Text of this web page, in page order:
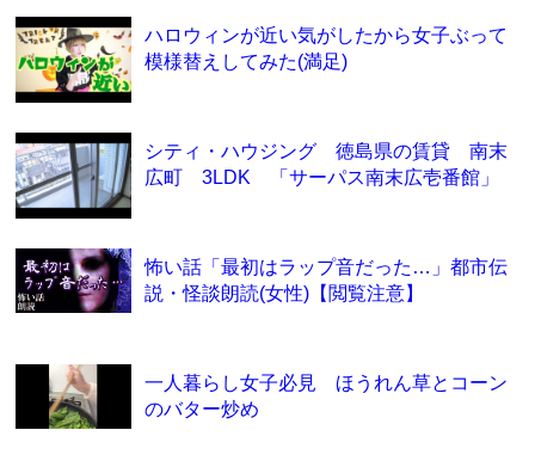
ハロウィンが近い気がしたから女子ぶって
模様替えしてみた(満足)
シティ・ハウジング 徳島県の賃貸 南末
広町 3LDK 「サーパス南末広壱番館」
怖い話「最初はラップ音だった…」都市伝
説・怪談朗読(女性)【閲覧注意】
一人暮らし女子必見 ほうれん草とコーン
のバター炒め